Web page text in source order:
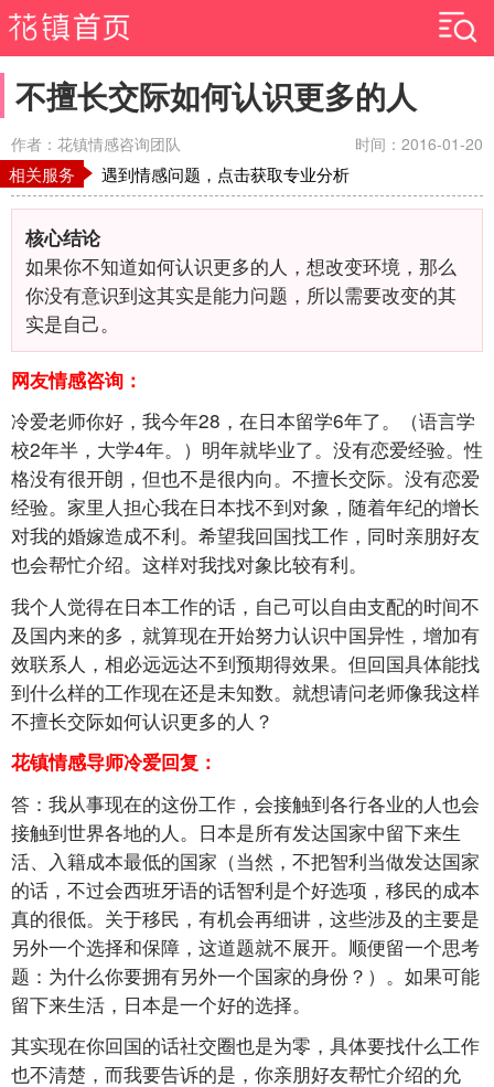
不擅长交际如何认识更多的人
作者：花镇情感咨询团队 时间：2016-01-20
相关服务 遇到情感问题，点击获取专业分析
核心结论
如果你不知道如何认识更多的人，想改变环境，那么
你没有意识到这其实是能力问题，所以需要改变的其
实是自己。
网友情感咨询：
冷爱老师你好，我今年28，在日本留学6年了。（语言学
校2年半，大学4年。）明年就毕业了。没有恋爱经验。性
格没有很开朗，但也不是很内向。不擅长交际。没有恋爱
经验。家里人担心我在日本找不到对象，随着年纪的增长
对我的婚嫁造成不利。希望我回国找工作，同时亲朋好友
也会帮忙介绍。这样对我找对象比较有利。
我个人觉得在日本工作的话，自己可以自由支配的时间不
及国内来的多，就算现在开始努力认识中国异性，增加有
效联系人，相必远远达不到预期得效果。但回国具体能找
到什么样的工作现在还是未知数。就想请问老师像我这样
不擅长交际如何认识更多的人？
花镇情感导师冷爱回复：
答：我从事现在的这份工作，会接触到各行各业的人也会
接触到世界各地的人。日本是所有发达国家中留下来生
活、入籍成本最低的国家（当然，不把智利当做发达国家
的话，不过会西班牙语的话智利是个好选项，移民的成本
真的很低。关于移民，有机会再细讲，这些涉及的主要是
另外一个选择和保障，这道题就不展开。顺便留一个思考
题：为什么你要拥有另外一个国家的身份？）。如果可能
留下来生活，日本是一个好的选择。
其实现在你回国的话社交圈也是为零，具体要找什么工作
也不清楚，而我要告诉的是，你亲朋好友帮忙介绍的允